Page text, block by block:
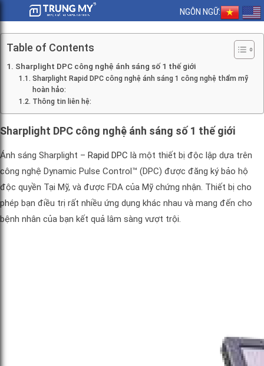
NGÔN NGỮ:
Table of Contents
Sharplight DPC công nghệ ánh sáng số 1 thế giới
Sharplight Rapid DPC công nghệ ánh sáng 1 công nghệ thẩm mỹ
hoàn hảo:
Thông tin liên hệ:
Sharplight DPC công nghệ ánh sáng số 1 thế giới
Ánh sáng Sharplight – Rapid DPC là một thiết bị độc lập dựa trên
công nghệ Dynamic Pulse Control™ (DPC) được đăng ký bảo hộ
độc quyền Tại Mỹ, và được FDA của Mỹ chứng nhận. Thiết bị cho
phép bạn điều trị rất nhiều ứng dụng khác nhau và mang đến cho
bệnh nhân của bạn kết quả lâm sàng vượt trội.